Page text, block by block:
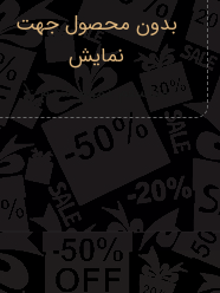
بدون محصول جهت
نمایش
متاسفم تموم شدم :(